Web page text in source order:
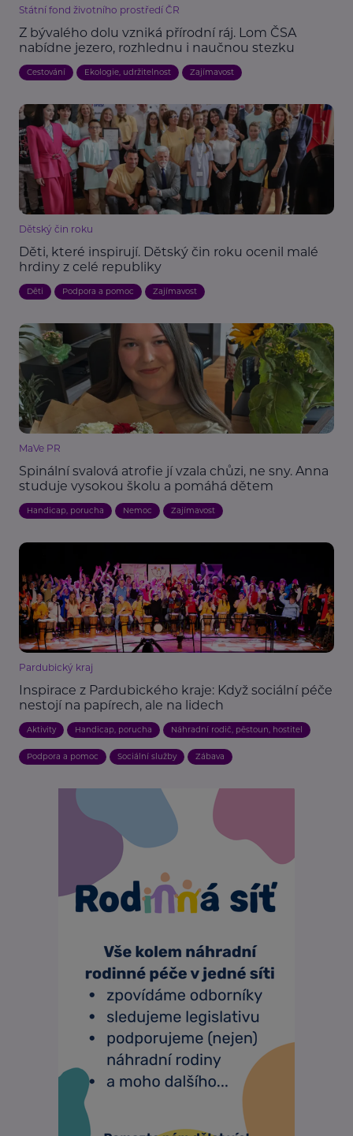
Státní fond životního prostředí ČR
Z bývalého dolu vzniká přírodní ráj. Lom ČSA
nabídne jezero, rozhlednu i naučnou stezku
Cestování Ekologie, udržitelnost Zajímavost
Dětský čin roku
Děti, které inspirují. Dětský čin roku ocenil malé
hrdiny z celé republiky
Děti Podpora a pomoc Zajímavost
MaVe PR
Spinální svalová atrofie jí vzala chůzi, ne sny. Anna
studuje vysokou školu a pomáhá dětem
Handicap, porucha Nemoc Zajímavost
Pardubický kraj
Inspirace z Pardubického kraje: Když sociální péče
nestojí na papírech, ale na lidech
Aktivity Handicap, porucha Náhradní rodič, pěstoun, hostitel
Podpora a pomoc Sociální služby Zábava